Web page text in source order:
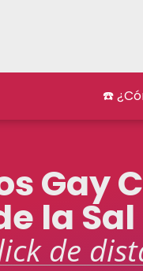
☎️
Gay
la Sal
de